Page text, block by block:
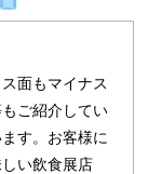
面もマイナス
ご紹介してい
す。お客様に
い飲食展店